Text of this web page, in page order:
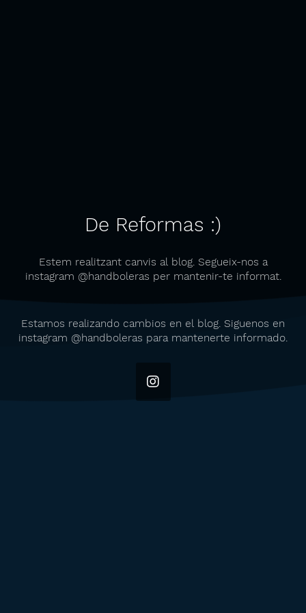
De Reformas :)
Estem realitzant canvis al blog. Segueix-nos a
instagram @handboleras per mantenir-te informat.
Estamos realizando cambios en el blog. Siguenos en
instagram @handboleras para mantenerte informado.